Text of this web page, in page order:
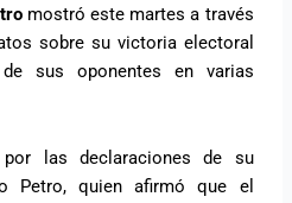
mostró este martes a través
sobre su victoria electoral
sus oponentes en varias
las declaraciones de su
Petro, quien afirmó que el